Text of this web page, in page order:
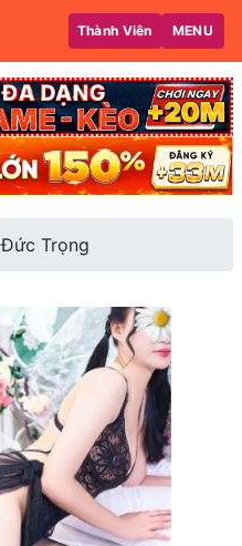
Thành Viên MENU
Đức Trọng